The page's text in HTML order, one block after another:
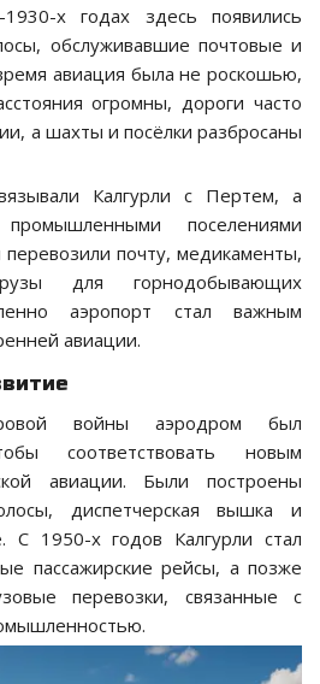
х годах здесь появились
обслуживавшие почтовые и
авиация была не роскошью,
огромны, дороги часто
а шахты и посёлки разбросаны
Калгурли с Пертем, а
поселениями
почту, медикаменты,
для горнодобывающих
аэропорт стал важным
авиации.
войны аэродром был
соответствовать новым
авиации. Были построены
диспетчерская вышка и
С 1950-х годов Калгурли стал
пассажирские рейсы, а позже
перевозки, связанные с